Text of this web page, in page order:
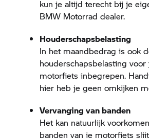
kun je altijd terecht bij je
BMW Motorrad dealer.
Houderschapsbelasting
In het maandbedrag is ook
houderschapsbelasting
motorfiets inbegrepen.
hier heb je geen omkijken
Vervanging van banden
Het kan natuurlijk
banden van je motorfiets